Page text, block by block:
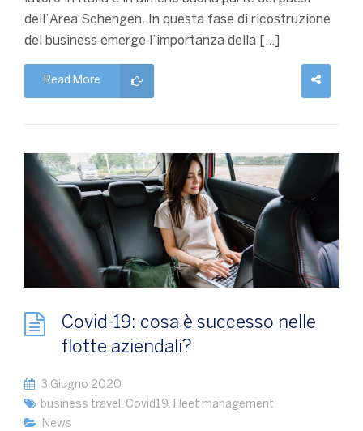
dell’Area Schengen. In questa fase di ricostruzione
del business emerge l’importanza della […]
Read More
Covid-19: cosa è successo nelle
flotte aziendali?
3 Giugno 2020
business travel , Covid19, Fleet management
News